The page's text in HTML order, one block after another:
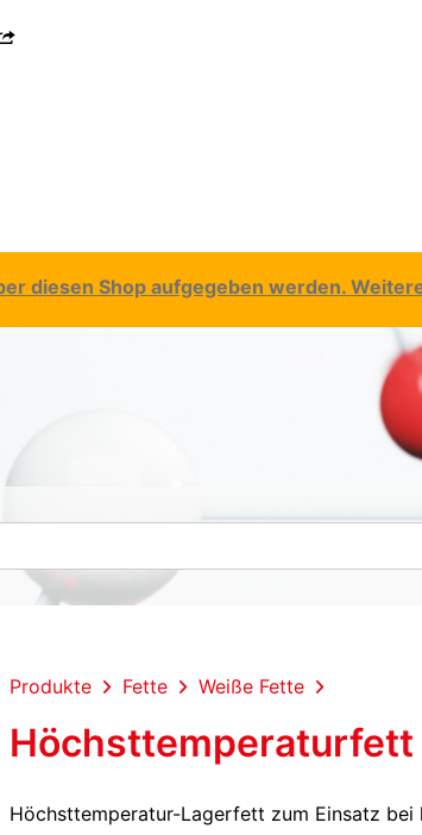
diesen Shop aufgegeben werden.
Produkte Fette Weiße Fette
Höchsttemperaturfett
Höchsttemperatur-Lagerfett zum Einsatz bei